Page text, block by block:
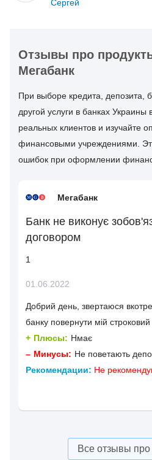
Сергей
Отзывы про
Мегабанк
При выборе кредита, депозита,
другой услуги в банках Украины
реальных клиентов и изучайте
финансовыми учреждениями.
ошибок при оформлении
Мегабанк
Банк не виконує
договором
1
01.06.2022
Добрий день, звертаюся
банку повернути мій строковий
Плюсы: Нмає
Минусы: Не поветають
Рекомендации: Не
Все отзывы